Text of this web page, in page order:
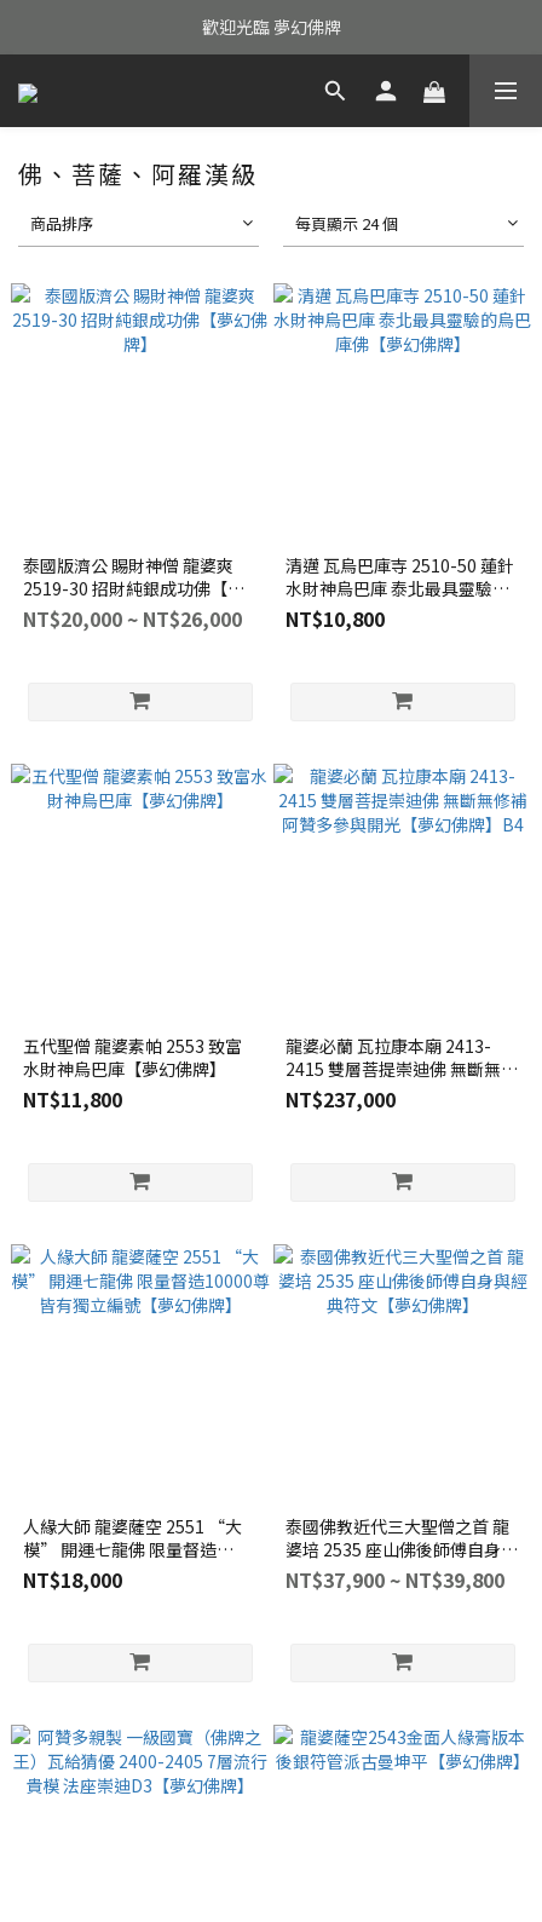
歡迎光臨 夢幻佛牌
佛、菩薩、阿羅漢級
商品排序 每頁顯示 24 個
泰國版濟公 賜財神僧 龍婆爽
2519-30 招財純銀成功佛【夢
幻佛牌】
NT$20,000 ~ NT$26,000
清邁 瓦烏巴庫寺 2510-50 蓮針
水財神烏巴庫 泰北最具靈驗的
烏巴庫佛【夢幻佛牌】
NT$10,800
五代聖僧 龍婆素帕 2553 致富
水財神烏巴庫【夢幻佛牌】
NT$11,800
龍婆必蘭 瓦拉康本廟 2413-
2415 雙層菩提崇迪佛 無斷無修
補 阿贊多參與開光【夢幻佛
牌】B4
NT$237,000
人緣大師 龍婆薩空 2551 “大
模” 開運七龍佛 限量督造
10000尊 皆有獨立編號【夢幻
佛牌】
NT$18,000
泰國佛教近代三大聖僧之首 龍
婆培 2535 座山佛後師傅自身與
經典符文【夢幻佛牌】
NT$37,900 ~ NT$39,800